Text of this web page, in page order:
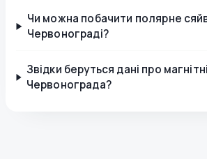
Чи можна побачити полярне
Червонограді?
Звідки беруться дані про
Червонограда?